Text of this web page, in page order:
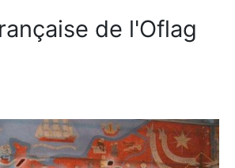
de l'Oflag